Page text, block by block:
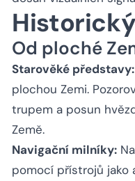
Od ploché
Starověké představy:
plochou Zemi.
trupem a posun
Země.
Navigační milníky:
pomocí přístrojů jako